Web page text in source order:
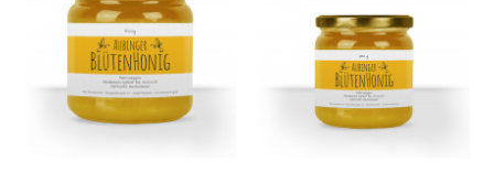
Honigetiketten
"Rapshonig"